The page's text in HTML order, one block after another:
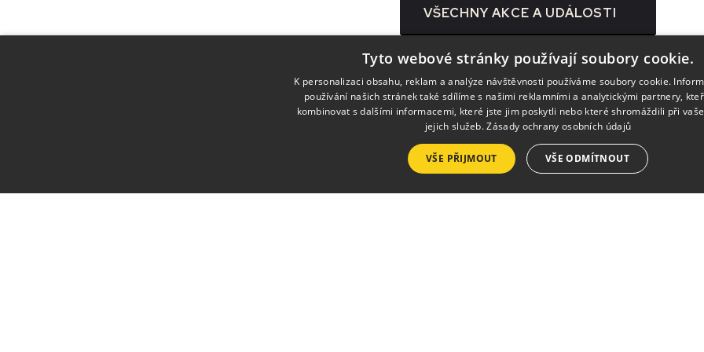
VŠECHNY AKCE A UDÁLOSTI
MKS Beseda
Služby
Tyto webové stránky používají soubory cookie.
K personalizaci obsahu, reklam a analýze návštěvnosti používáme soubory cookie.
používání našich stránek také sdílíme s našimi reklamními a analytickými partnery,
kombinovat s dalšími informacemi, které jste jim poskytli nebo které shromáždili při
jejich služeb.Zásady ochrany osobních údajů
VŠE PŘIJMOUT VŠE ODMÍTNOUT